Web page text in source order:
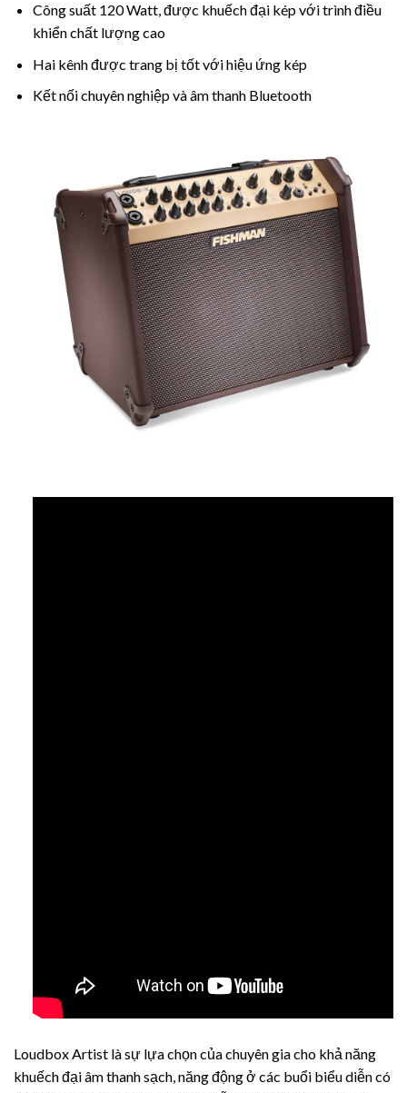
Công suất 120 Watt, được khuếch đại kép với trình điều
khiển chất lượng cao
Hai kênh được trang bị tốt với hiệu ứng kép
Kết nối chuyên nghiệp và âm thanh Bluetooth
Loudbox Artist là sự lựa chọn của chuyên gia cho khả năng
khuếch đại âm thanh sạch, năng động ở các buổi biểu diễn có